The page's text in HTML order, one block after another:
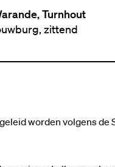
Turnhout
zittend
worden volgens